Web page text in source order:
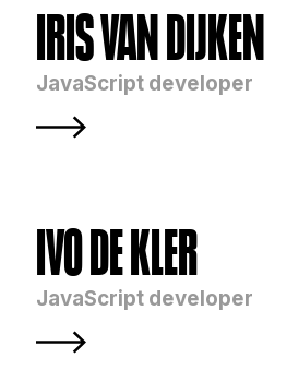
IRIS VAN DIJKEN
JavaScript developer
IVO DE KLER
JavaScript developer